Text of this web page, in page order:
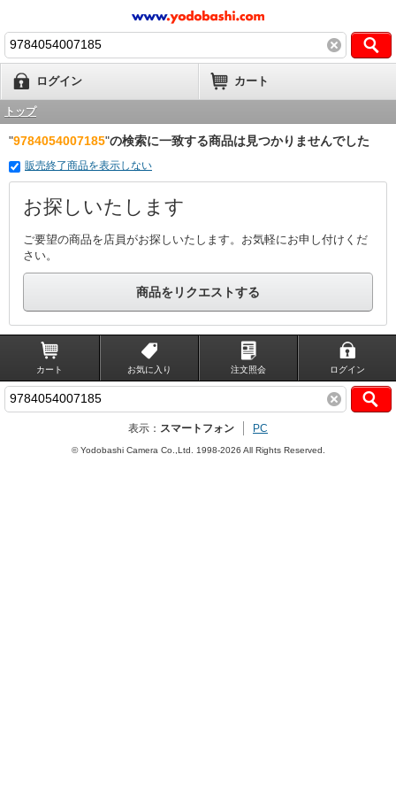
ログイン カート
トップ
"9784054007185"の検索に一致する商品は見つかりませんでした
販売終了商品を表示しない
お探しいたします
ご要望の商品を店員がお探しいたします。お気軽にお申し付けくだ
さい。
商品をリクエストする
カート お気に入り 注文照会 ログイン
表示： スマートフォン PC
© Yodobashi Camera Co.,Ltd. 1998-2026 All Rights Reserved.